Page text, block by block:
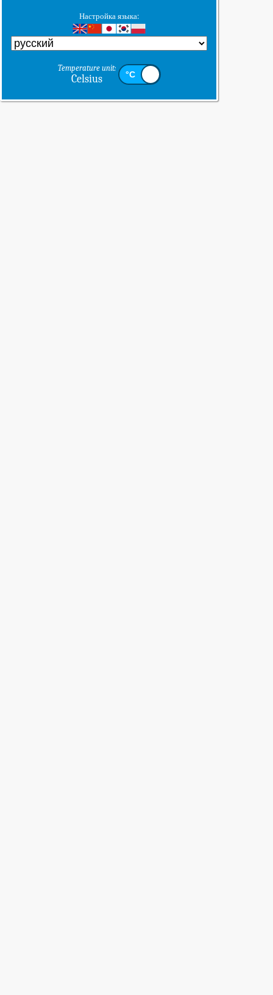
Настройка языка:
Temperature unit:
Celsius